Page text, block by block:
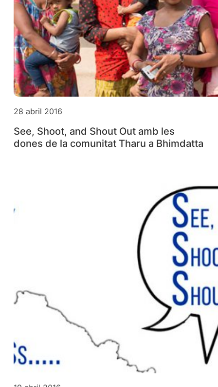
28 abril 2016
See, Shoot, and Shout Out amb les
dones de la comunitat Tharu a Bhimdatta